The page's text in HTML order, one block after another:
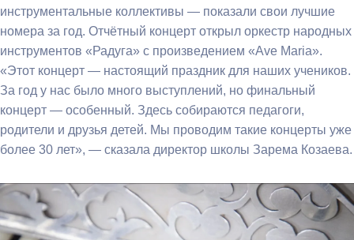
инструментальные коллективы — показали свои лучшие
номера за год. Отчётный концерт открыл оркестр народных
инструментов «Радуга» с произведением «Ave Maria».
«Этот концерт — настоящий праздник для наших учеников.
За год у нас было много выступлений, но финальный
концерт — особенный. Здесь собираются педагоги,
родители и друзья детей. Мы проводим такие концерты уже
более 30 лет», — сказала директор школы Зарема Козаева.